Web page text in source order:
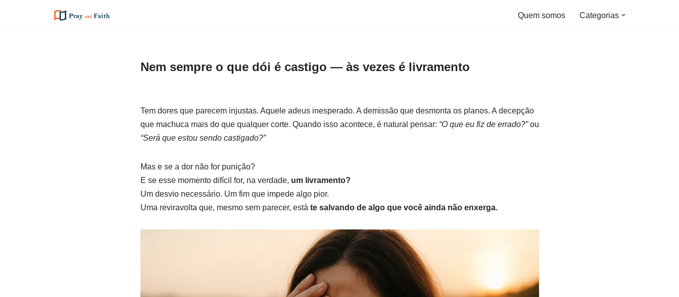
Quem somos Categorias
Nem sempre o que dói é castigo — às vezes é livramento
Tem dores que parecem injustas. Aquele adeus inesperado. A demissão que desmonta os planos. A decepção
que machuca mais do que qualquer corte. Quando isso acontece, é natural pensar: “O que eu fiz de errado?”ou
“Será que estou sendo castigado?”
Mas e se a dor não for punição?
E se esse momento difícil for, na verdade, um livramento?
Um desvio necessário. Um fim que impede algo pior.
Uma reviravolta que, mesmo sem parecer, está te salvando de algo que você ainda não enxerga.